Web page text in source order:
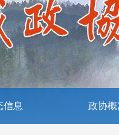
信息 政协概